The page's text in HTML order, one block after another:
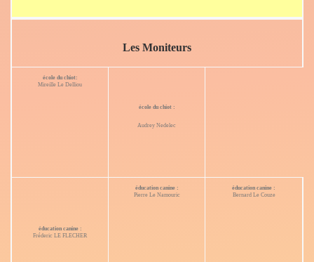
Les Moniteurs
école du chiot:
Mireille Le Delliou
école du chiot :
Audrey Nedelec
éducation canine :
Fréderic LE FLECHER
éducation canine :
Pierre Le Namouric
éducation canine :
Bernard Le Couze